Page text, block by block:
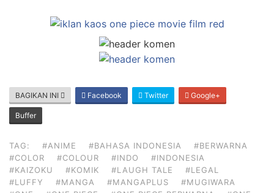
BAGIKAN INI Facebook Twitter Google+
Buffer
TAG: #ANIME #BAHASA INDONESIA
#BERWARNA
#COLOR
#COLOUR #INDO
#INDONESIA
#KAIZOKU
#KOMIK #LAUGH TALE
#LEGAL
#LUFFY
#MANGA #MANGAPLUS
#MUGIWARA